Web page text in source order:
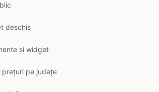
deschis
și widget
prețuri pe județe